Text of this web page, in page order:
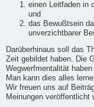
einen Leitfaden in
und
das Bewußtsein
unverzichtbarer
Darüberhinaus soll das
Zeit gebildet haben. Die
Wegwerfmentalität
Man kann dies alles
Wir freuen uns auf
Meinungen veröffentlicht